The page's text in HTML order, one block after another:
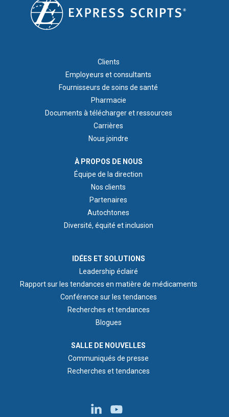
Clients
Employeurs et consultants
Fournisseurs de soins de santé
Pharmacie
Documents à télécharger et ressources
Carrières
Nous joindre
À PROPOS DE NOUS
Équipe de la direction
Nos clients
Partenaires
Autochtones
Diversité, équité et inclusion
IDÉES ET SOLUTIONS
Leadership éclairé
Rapport sur les tendances en matière de médicaments
Conférence sur les tendances
Recherches et tendances
Blogues
SALLE DE NOUVELLES
Communiqués de presse
Recherches et tendances